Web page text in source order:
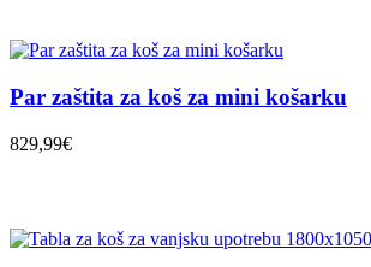
Par zaštita za koš za mini košarku
829,99€